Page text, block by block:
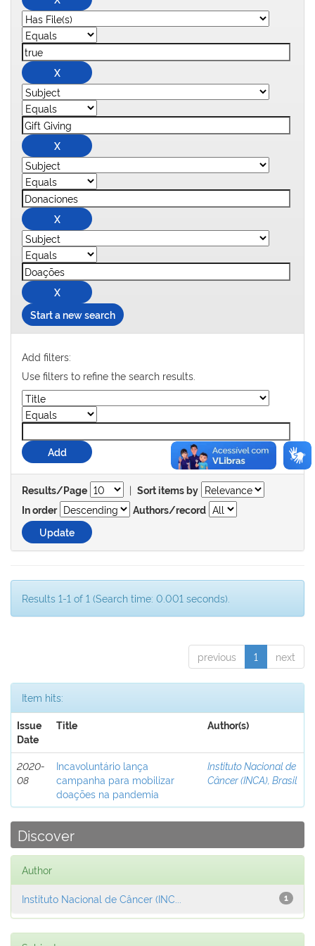
Start a new search
Add filters:
Use filters to refine the search results.
Results/Page | Sort items by
In order
Authors/record
Results 1-1 of 1 (Search time: 0.001 seconds).
previous 1 next
Item hits:
Issue
Date
Title Author(s)
2020-
08
Incavoluntário lança
campanha para mobilizar
doações na pandemia
Instituto Nacional de
Câncer (INCA), Brasil
Discover
Author
1
Instituto Nacional de Câncer (INC...